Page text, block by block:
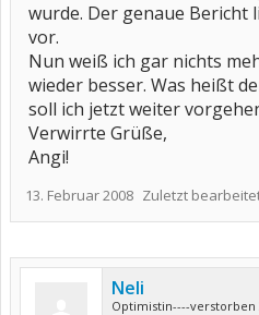
wurde. Der genaue Bericht
vor.
Nun weiß ich gar nichts
wieder besser. Was heißt
soll ich jetzt weiter
Verwirrte Grüße,
Angi!
13. Februar 2008 Zuletzt
Neli
Optimistin----verstorben